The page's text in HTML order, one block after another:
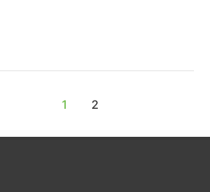
1 2